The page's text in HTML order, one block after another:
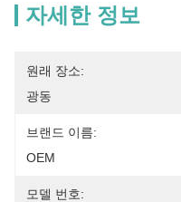
자세한 정보
원래 장소:
광동
브랜드 이름:
OEM
모델 번호: